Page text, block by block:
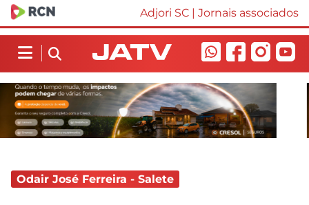
Adjori SC | Jornais associados
Odair José Ferreira - Salete